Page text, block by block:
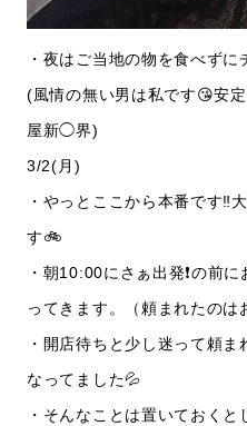
・夜はご当地の物を食べずに
(風情の無い男は私です😘安
屋新◯界)
3/2(月)
・やっとここから本番です‼️
す🚲
・朝10:00にさぁ出発❗️の前
ってきます。（頼まれたのは
・開店待ちと少し迷って頼
なってました💦
・そんなことは置いておく